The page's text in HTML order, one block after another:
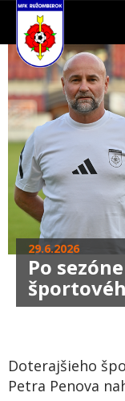
29.6.2026
Po
Doterajšieho
Petra Penova